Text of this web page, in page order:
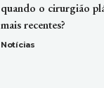
quando o cirurgião
mais recentes?
Notícias